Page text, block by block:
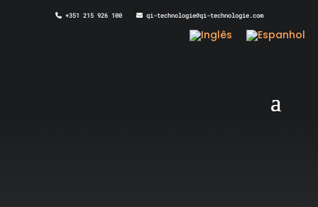
+351 215 926 100 qi-technologie@qi-technologie.com